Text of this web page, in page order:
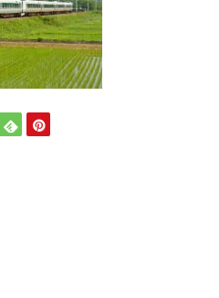
"name" on null in
public_html/wp-
single.phpon line